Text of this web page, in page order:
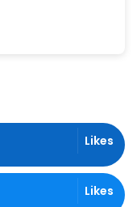
Likes
Likes